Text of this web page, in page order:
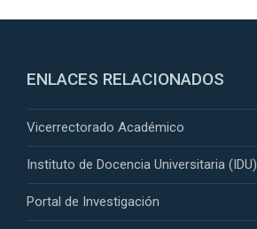
ENLACES RELACIONADOS
Vicerrectorado Académico
Instituto de Docencia Universitaria (IDU)
Portal de Investigación